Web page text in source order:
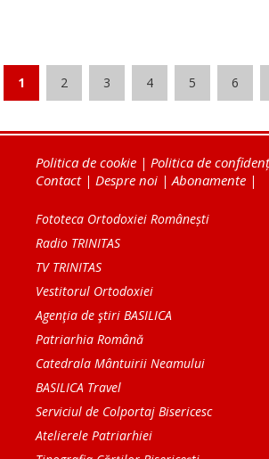
1 2 3 4 5 6
Politica de cookie | Politica de
Contact| Despre noi |Abonamente |
Fototeca Ortodoxiei Românești
Radio TRINITAS
TV TRINITAS
Vestitorul Ortodoxiei
Agenţia de ştiri BASILICA
Patriarhia Română
Catedrala Mântuirii Neamului
BASILICA Travel
Serviciul de Colportaj Bisericesc
Atelierele Patriarhiei